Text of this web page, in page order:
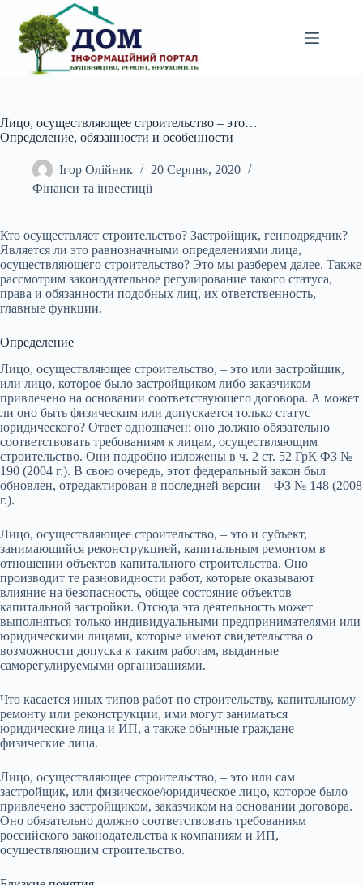
вмісту
Лицо, осуществляющее строительство – это…
Определение, обязанности и особенности
Ігор Олійник
20 Серпня, 2020
Фінанси та інвестиції
Кто осуществляет строительство? Застройщик, генподрядчик?
Является ли это равнозначными определениями лица,
осуществляющего строительство? Это мы разберем далее. Также
рассмотрим законодательное регулирование такого статуса,
права и обязанности подобных лиц, их ответственность,
главные функции.
Определение
Лицо, осуществляющее строительство, – это или застройщик,
или лицо, которое было застройщиком либо заказчиком
привлечено на основании соответствующего договора. А может
ли оно быть физическим или допускается только статус
юридического? Ответ однозначен: оно должно обязательно
соответствовать требованиям к лицам, осуществляющим
строительство. Они подробно изложены в ч. 2 ст. 52 ГрК ФЗ №
190 (2004 г.). В свою очередь, этот федеральный закон был
обновлен, отредактирован в последней версии – ФЗ № 148 (2008
г.).
Лицо, осуществляющее строительство, – это и субъект,
занимающийся реконструкцией, капитальным ремонтом в
отношении объектов капитального строительства. Оно
производит те разновидности работ, которые оказывают
влияние на безопасность, общее состояние объектов
капитальной застройки. Отсюда эта деятельность может
выполняться только индивидуальными предпринимателями или
юридическими лицами, которые имеют свидетельства о
возможности допуска к таким работам, выданные
саморегулируемыми организациями.
Что касается иных типов работ по строительству, капитальному
ремонту или реконструкции, ими могут заниматься
юридические лица и ИП, а также обычные граждане –
физические лица.
Лицо, осуществляющее строительство, – это или сам
застройщик, или физическое/юридическое лицо, которое было
привлечено застройщиком, заказчиком на основании договора.
Оно обязательно должно соответствовать требованиям
российского законодательства к компаниям и ИП,
осуществляющим строительство.